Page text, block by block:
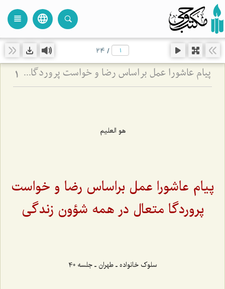
language
view_headline
/
24
پیام عاشورا عمل براساس رضا و خواست پروردگار متعال در همه شؤون زندگی 1
هو العلیم
پیام عاشورا عمل براساس رضا و خواست
پروردگا متعال در همه شؤون زندگی
سلوک خانواده ـ طهران ـ جلسه 40